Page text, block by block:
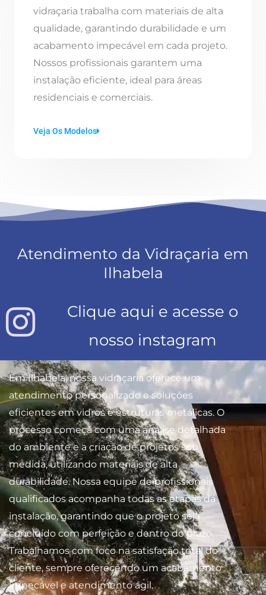
vidraçaria trabalha com materiais de alta
qualidade, garantindo durabilidade e um
acabamento impecável em cada projeto.
Nossos profissionais garantem uma
instalação eficiente, ideal para áreas
residenciais e comerciais.
Veja Os Modelos
Atendimento da Vidraçaria em
Ilhabela
Clique aqui e acesse o
nosso instagram
Em Ilhabela, nossa vidraçaria oferece um
atendimento personalizado e soluções
eficientes em vidros e estruturas metálicas. O
processo começa com uma análise detalhada
do ambiente e a criação de projetos sob
medida, utilizando materiais de alta
durabilidade. Nossa equipe de profissionais
qualificados acompanha todas as etapas da
instalação, garantindo que o projeto seja
concluído com perfeição e dentro do prazo.
Trabalhamos com foco na satisfação total do
cliente, sempre oferecendo um acabamento
impecável e atendimento ágil.